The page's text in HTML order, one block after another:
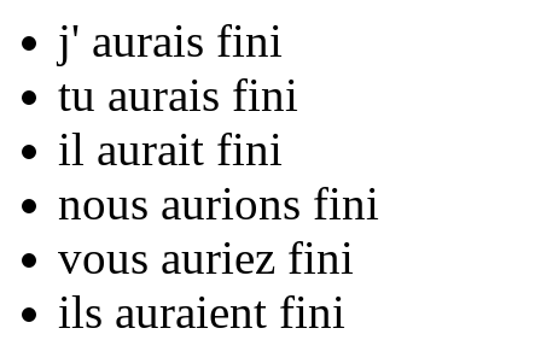
j' aurais fini
tu aurais fini
il aurait fini
nous aurions fini
vous auriez fini
ils auraient fini